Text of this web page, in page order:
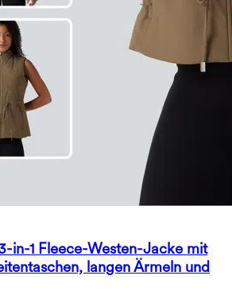
in-1 Fleece-Westen-Jacke mit
langen Ärmeln und